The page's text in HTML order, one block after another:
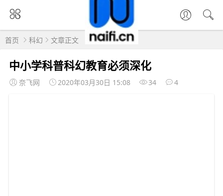
首页 科幻 文章正文
中小学科普科幻教育必须深化
奈飞网 2020年03月30日 15:08 34 4